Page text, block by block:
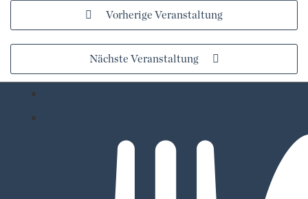
Vorherige Veranstaltung
Nächste Veranstaltung